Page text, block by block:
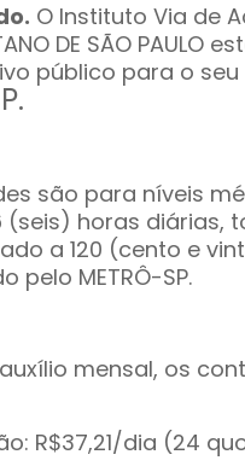
O Instituto Via de
DE SÃO
público para o
.
são para níveis
(seis) horas diárias,
a 120 (cento e
pelo METRÔ-SP.
mensal, os
R$37,21/dia (24